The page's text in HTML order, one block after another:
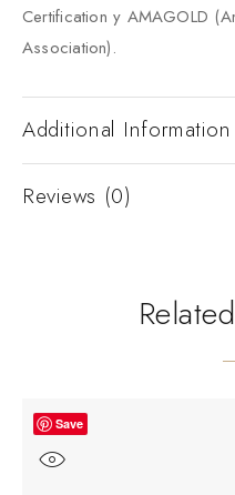
Certification y AMAGOLD
Association).
Additional Information
Reviews (0)
Save